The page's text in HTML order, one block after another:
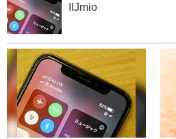
IIJmio